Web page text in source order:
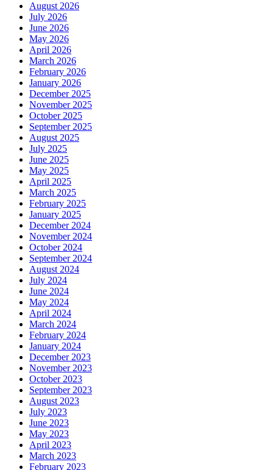
August 2026
July 2026
June 2026
May 2026
April 2026
March 2026
February 2026
January 2026
December 2025
November 2025
October 2025
September 2025
August 2025
July 2025
June 2025
May 2025
April 2025
March 2025
February 2025
January 2025
December 2024
November 2024
October 2024
September 2024
August 2024
July 2024
June 2024
May 2024
April 2024
March 2024
February 2024
January 2024
December 2023
November 2023
October 2023
September 2023
August 2023
July 2023
June 2023
May 2023
April 2023
March 2023
February 2023